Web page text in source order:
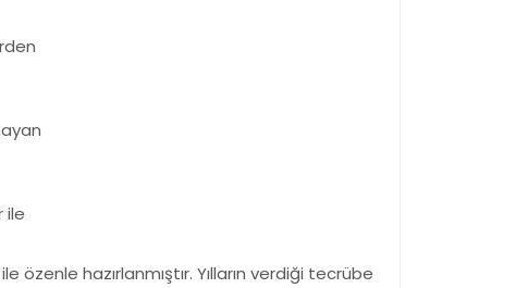
ile
hazırlanmıştır. Yılların verdiği tecrübe